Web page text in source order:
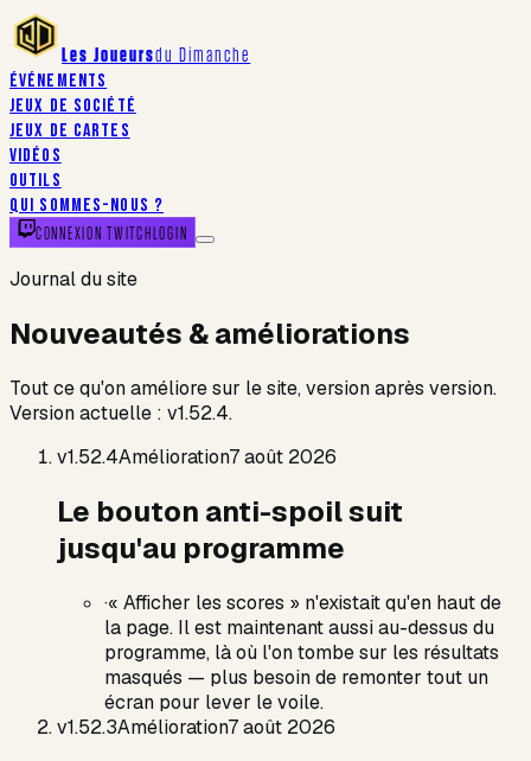
Les Joueursdu Dimanche
ÉVÉNEMENTS
JEUX DE SOCIÉTÉ
JEUX DE CARTES
VIDÉOS
OUTILS
QUI SOMMES-NOUS ?
CONNEXION TWITCH LOGIN
Journal du site
Nouveautés & améliorations
Tout ce qu'on améliore sur le site, version après version.
Version actuelle : v1.52.4.
v1.52.4Amélioration7 août 2026
Le bouton anti-spoil suit
jusqu'au programme
·« Afficher les scores » n'existait qu'en haut de
la page. Il est maintenant aussi au-dessus du
programme, là où l'on tombe sur les résultats
masqués — plus besoin de remonter tout un
écran pour lever le voile.
v1.52.3Amélioration7 août 2026